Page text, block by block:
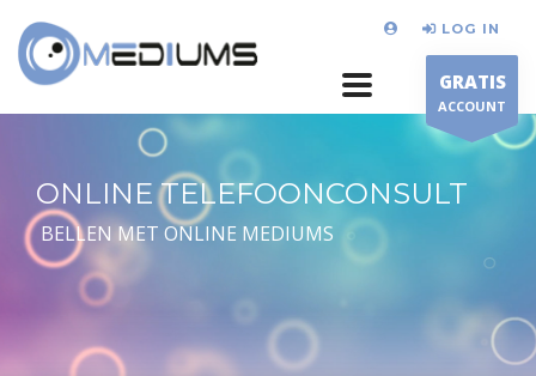
LOG IN
GRATIS
ACCOUNT
ONLINE TELEFOONCONSULT
BELLEN MET ONLINE MEDIUMS